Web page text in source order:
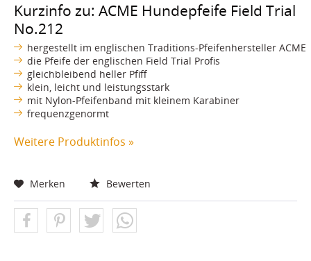
Kurzinfo zu: ACME Hundepfeife Field Trial
No.212
hergestellt im englischen Traditions-Pfeifenhersteller ACME
die Pfeife der englischen Field Trial Profis
gleichbleibend heller Pfiff
klein, leicht und leistungsstark
mit Nylon-Pfeifenband mit kleinem Karabiner
frequenzgenormt
Weitere Produktinfos »
Merken Bewerten